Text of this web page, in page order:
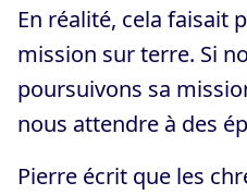
En réalité, cela faisait
mission sur terre. Si
poursuivons sa
nous attendre à des
Pierre écrit que les